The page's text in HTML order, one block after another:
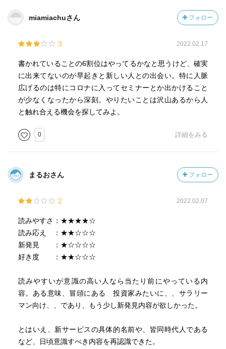
miamiachuさん フォロー
3 2022.02.17
書かれていることの6割位はやってるかなと思うけど、確実
に出来てないのが早起きと新しい人との出会い。特に人脈
広げるのは特にコロナに入ってセミナーとか出かけること
が少なくなったから深刻。やりたいことは沢山あるから人
と触れ合える機会を探してみよ。
0 詳細をみる
まるおさん フォロー
2 2022.02.07
読みやすさ：★★★★☆
読み応え ：★★☆☆☆
新発見 ：★☆☆☆☆
好き度 ：★★☆☆☆
読みやすいが意識の高い人なら当たり前にやっている内
容。ある意味、冒頭にある 投資家みたいに、、サラリー
マン向け、、であり、もう少し新発見内容が欲しかった。
とはいえ、新サービスの具体的名前や、皆同時代人である
など、日頃意識すべき内容を再認識できた。